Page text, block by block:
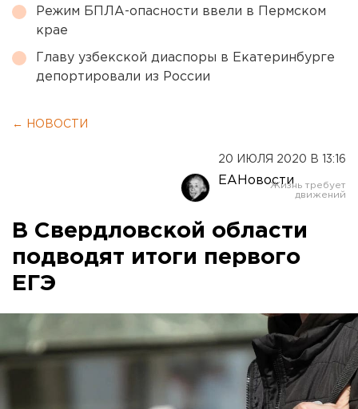
Режим БПЛА-опасности ввели в Пермском
крае
Главу узбекской диаспоры в Екатеринбурге
депортировали из России
← НОВОСТИ
20 ИЮЛЯ 2020 В 13:16
ЕАНовости
В Свердловской области
подводят итоги первого
ЕГЭ